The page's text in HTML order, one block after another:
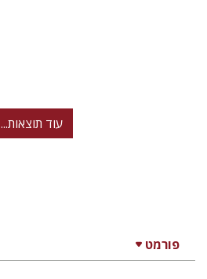
פורמט
עוד תוצאות...